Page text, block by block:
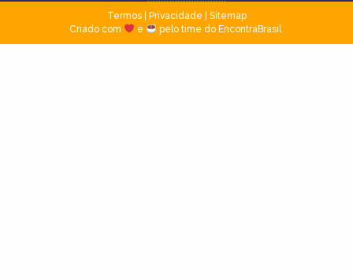
Termos| Privacidade
Sitemap
Criado com
e pelo time do EncontraBrasil